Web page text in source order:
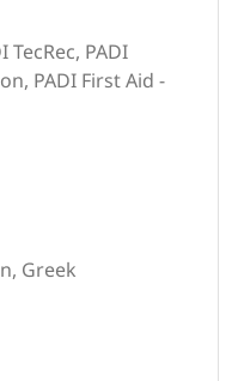
TecRec, PADI
PADI First Aid -
Greek